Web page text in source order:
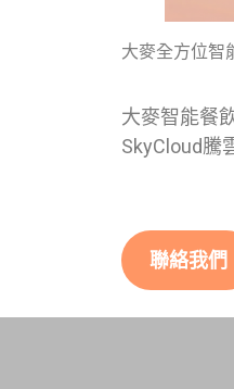
大麥全方位智
大麥智能餐
SkyCloud騰
聯絡我們